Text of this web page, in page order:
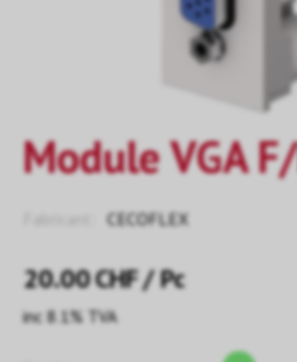
Module VGA
CECOFLEX
20.00CHF/ Pc
inc 8.1% TVA